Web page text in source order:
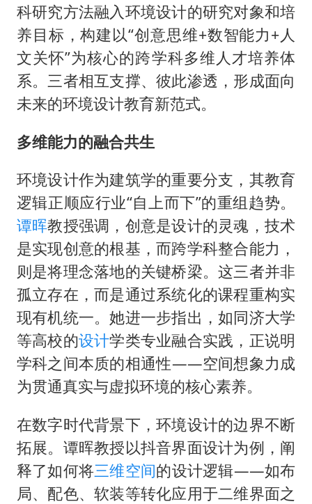
景区回应“麦积山石窟看完需2000元”
曹颖儿子首次演长剧
奋力开创中国式现代化建设新局面
科研究方法融入环境设计的研究对象和培
养目标，构建以“创意思维+数智能力+人
文关怀”为核心的跨学科多维人才培养体
系。三者相互支撑、彼此渗透，形成面向
未来的环境设计教育新范式。
多维能力的融合共生
环境设计作为建筑学的重要分支，其教育
逻辑正顺应行业“自上而下”的重组趋势。
谭晖教授强调，创意是设计的灵魂，技术
是实现创意的根基，而跨学科整合能力，
则是将理念落地的关键桥梁。这三者并非
孤立存在，而是通过系统化的课程重构实
现有机统一。她进一步指出，如同济大学
等高校的设计学类专业融合实践，正说明
学科之间本质的相通性——空间想象力成
为贯通真实与虚拟环境的核心素养。
在数字时代背景下，环境设计的边界不断
拓展。谭晖教授以抖音界面设计为例，阐
释了如何将三维空间的设计逻辑——如布
局、配色、软装等转化应用于二维界面之